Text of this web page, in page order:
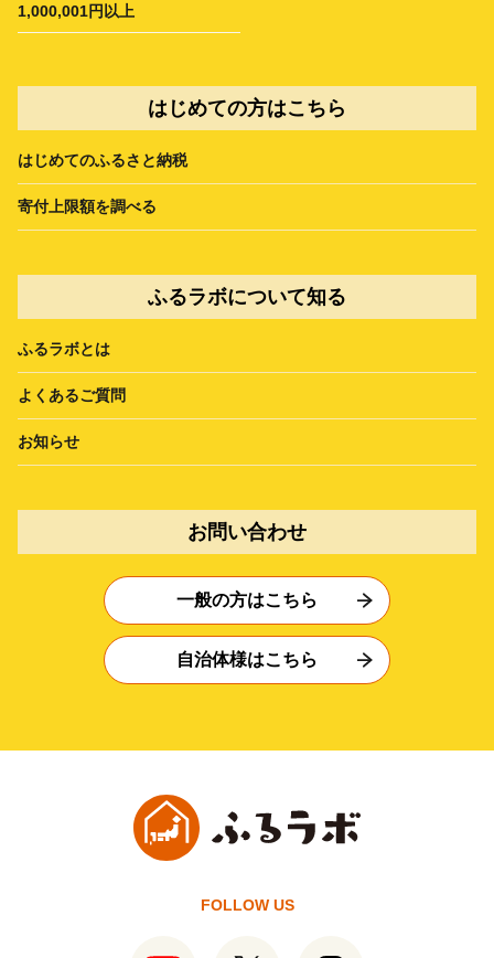
1,000,001円以上
はじめての方はこちら
はじめてのふるさと納税
寄付上限額を調べる
ふるラボについて知る
ふるラボとは
よくあるご質問
お知らせ
お問い合わせ
一般の方はこちら
自治体様はこちら
FOLLOW US